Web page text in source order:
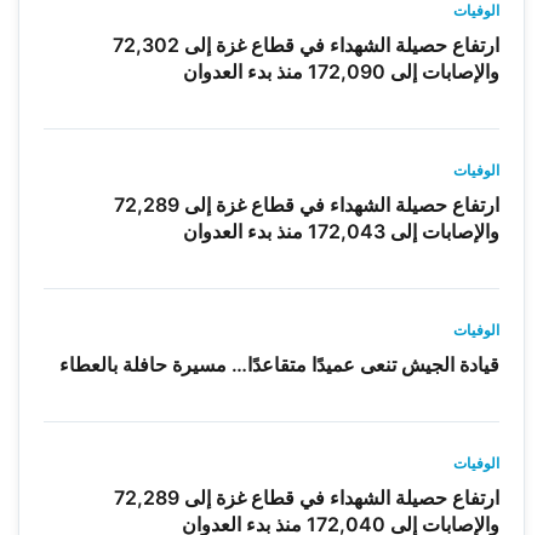
الوفيات
ارتفاع حصيلة الشهداء في قطاع غزة إلى 72,302
والإصابات إلى 172,090 منذ بدء العدوان
الوفيات
ارتفاع حصيلة الشهداء في قطاع غزة إلى 72,289
والإصابات إلى 172,043 منذ بدء العدوان
الوفيات
قيادة الجيش تنعى عميدًا متقاعدًا… مسيرة حافلة بالعطاء
الوفيات
ارتفاع حصيلة الشهداء في قطاع غزة إلى 72,289
والإصابات إلى 172,040 منذ بدء العدوان